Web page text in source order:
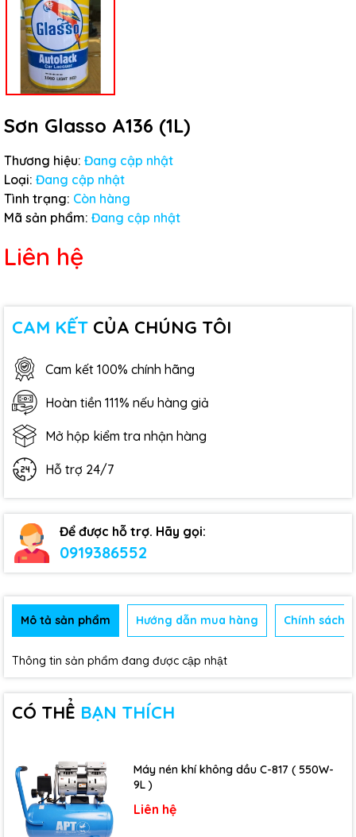
Sơn Glasso A136 (1L)
Thương hiệu: Đang cập nhật
Loại: Đang cập nhật
Tình trạng: Còn hàng
Mã sản phẩm: Đang cập nhật
Liên hệ
CAM KẾT CỦA CHÚNG TÔI
Cam kết 100% chính hãng
Hoàn tiền 111% nếu hàng giả
Mở hộp kiểm tra nhận hàng
Hỗ trợ 24/7
Để được hỗ trợ. Hãy gọi:
0919386552
Mô tả sản phẩm Hướng dẫn mua hàng Chính sách
Thông tin sản phẩm đang được cập nhật
CÓ THỂ BẠN THÍCH
Máy nén khí không dầu C-817 ( 550W-
9L )
Liên hệ